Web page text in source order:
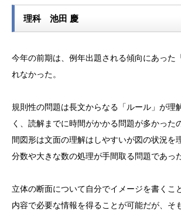
理科 池田 慶
今年の前期は、例年出題される傾向にあった
れなかった。
規則性の問題は長文からなる「ルール」が理
く、読解までに時間がかかる問題が多かった
間図形は文面の理解はしやすいが図の状況を
分数や大きな数の処理が手間取る問題であった
立体の断面について自分でイメージを書くこ
内容で必要な情報を得ることが可能だが、そ